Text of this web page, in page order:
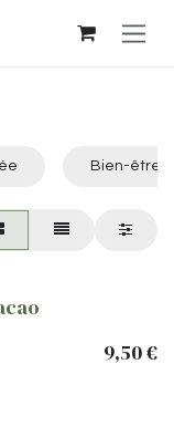
Bien-être
9,50€